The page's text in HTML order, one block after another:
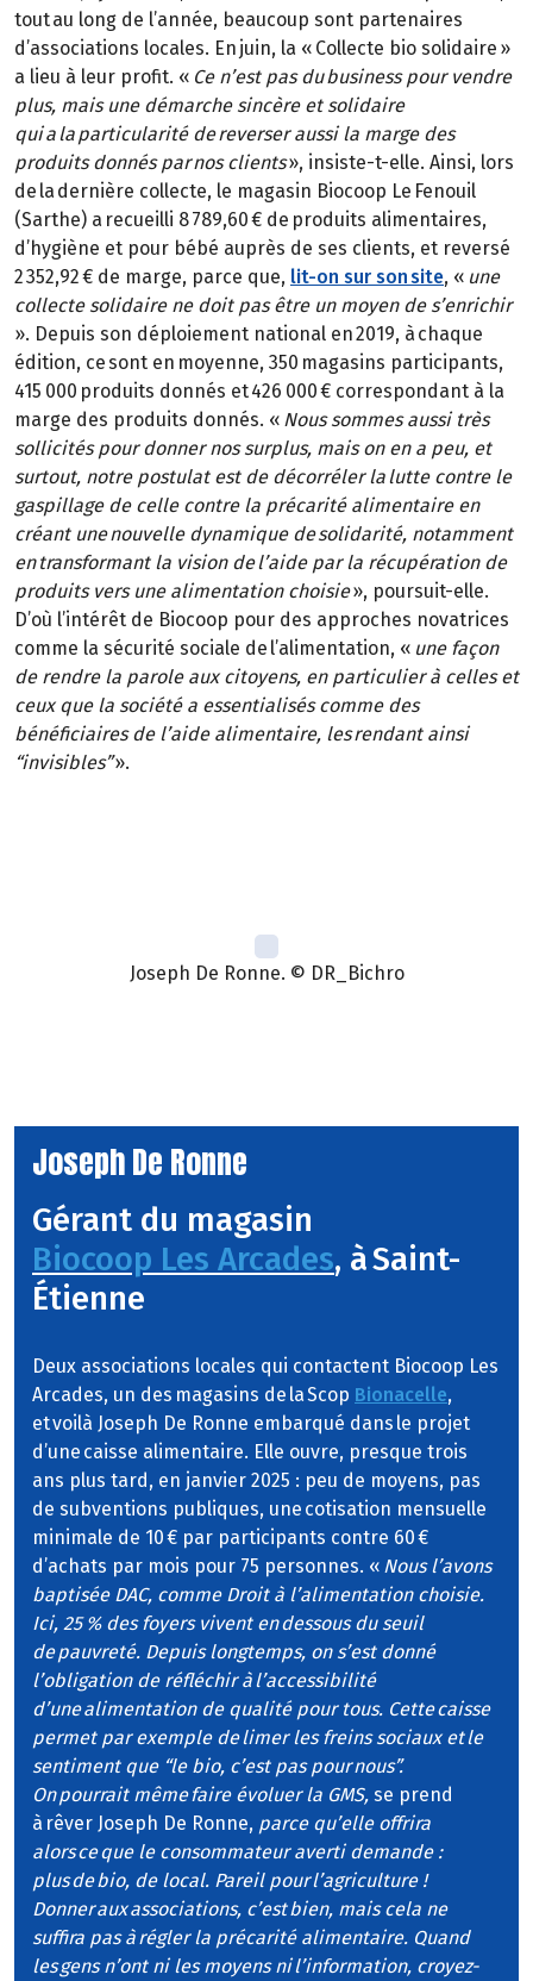
tout au long de l’année, beaucoup sont partenaires
d’associations locales. En juin, la « Collecte bio solidaire »
a lieu à leur profit. « Ce n’est pas du business pour vendre
plus, mais une démarche sincère et solidaire
qui a la particularité de reverser aussi la marge des
produits donnés par nos clients», insiste-t-elle. Ainsi, lors
de la dernière collecte, le magasin Biocoop Le Fenouil
(Sarthe) a recueilli 8 789,60 € de produits alimentaires,
d’hygiène et pour bébé auprès de ses clients, et reversé
2 352,92 € de marge, parce que, lit-on sur son site, « une
collecte solidaire ne doit pas être un moyen de s’enrichir
». Depuis son déploiement national en 2019, à chaque
édition, ce sont en moyenne, 350 magasins participants,
415 000 produits donnés et 426 000 € correspondant à la
marge des produits donnés. « Nous sommes aussi très
sollicités pour donner nos surplus, mais on en a peu, et
surtout, notre postulat est de décorréler la lutte contre le
gaspillage de celle contre la précarité alimentaire en
créant une nouvelle dynamique de solidarité, notamment
en transformant la vision de l’aide par la récupération de
produits vers une alimentation choisie», poursuit-elle.
D’où l’intérêt de Biocoop pour des approches novatrices
comme la sécurité sociale de l’alimentation, « une façon
de rendre la parole aux citoyens, en particulier à celles et
ceux que la société a essentialisés comme des
bénéficiaires de l’aide alimentaire, les rendant ainsi
“invisibles”».
Joseph De Ronne. © DR_Bichro
Joseph De Ronne
Gérant du magasin
Biocoop Les Arcades, à Saint-
Étienne
Deux associations locales qui contactent Biocoop Les
Arcades, un des magasins de la Scop Bionacelle,
et voilà Joseph De Ronne embarqué dans le projet
d’une caisse alimentaire. Elle ouvre, presque trois
ans plus tard, en janvier 2025 : peu de moyens, pas
de subventions publiques, une cotisation mensuelle
minimale de 10 € par participants contre 60 €
d’achats par mois pour 75 personnes. « Nous l’avons
baptisée DAC, comme Droit à l’alimentation choisie.
Ici, 25 % des foyers vivent en dessous du seuil
de pauvreté. Depuis longtemps, on s’est donné
l’obligation de réfléchir à l’accessibilité
d’une alimentation de qualité pour tous. Cette caisse
permet par exemple de limer les freins sociaux et le
sentiment que “le bio, c’est pas pour nous”.
On pourrait même faire évoluer la GMS, se prend
à rêver Joseph De Ronne, parce qu’elle offrira
alors ce que le consommateur averti demande :
plus de bio, de local. Pareil pour l’agriculture !
Donner aux associations, c’est bien, mais cela ne
suffira pas à régler la précarité alimentaire. Quand
les gens n’ont ni les moyens ni l’information, croyez-